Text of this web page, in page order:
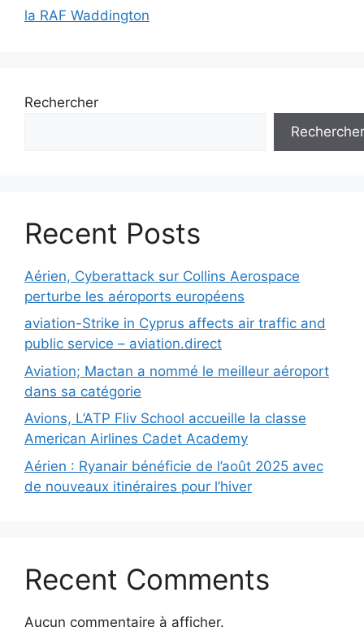
la RAF Waddington
Rechercher
Rechercher
Recent Posts
Aérien, Cyberattack sur Collins Aerospace
perturbe les aéroports européens
aviation-Strike in Cyprus affects air traffic and
public service – aviation.direct
Aviation; Mactan a nommé le meilleur aéroport
dans sa catégorie
Avions, L’ATP Fliv School accueille la classe
American Airlines Cadet Academy
Aérien : Ryanair bénéficie de l’août 2025 avec
de nouveaux itinéraires pour l’hiver
Recent Comments
Aucun commentaire à afficher.